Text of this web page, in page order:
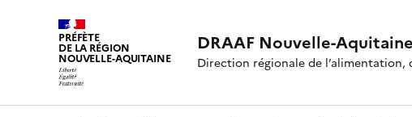
PRÉFÈTE
DE LA RÉGION
NOUVELLE-AQUITAINE
DRAAF Nouvelle-Aquitaine
Direction régionale de l’alimentation,